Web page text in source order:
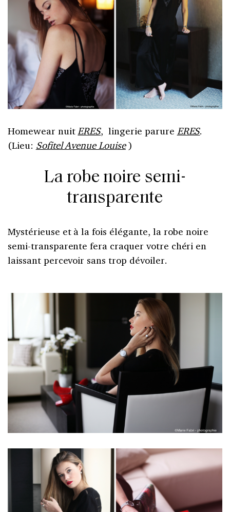
Homewear nuitERES, lingerie parure ERES.
(Lieu: Sofitel Avenue Louise)
La robe noire semi-
transparente
Mystérieuse et à la fois élégante, la robe noire
semi-transparente fera craquer votre chéri en
laissant percevoir sans trop dévoiler.